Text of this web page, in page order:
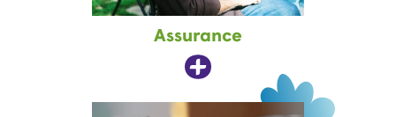
Assurance